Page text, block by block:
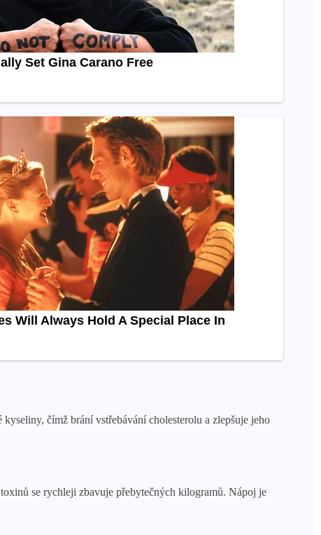
čímž brání vstřebávání cholesterolu a zlepšuje jeho
se rychleji zbavuje přebytečných kilogramů. Nápoj je